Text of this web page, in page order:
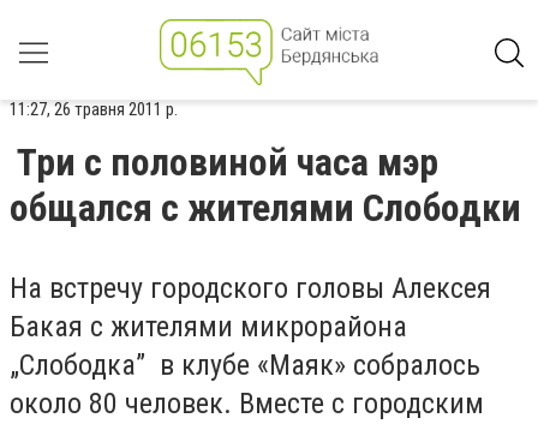
11:27, 26 травня 2011 р.
Три с половиной часа мэр
общался с жителями Слободки
На встречу городского головы Алексея
Бакая с жителями микрорайона
„Слободка” в клубе «Маяк» собралось
около 80 человек. Вместе с городским